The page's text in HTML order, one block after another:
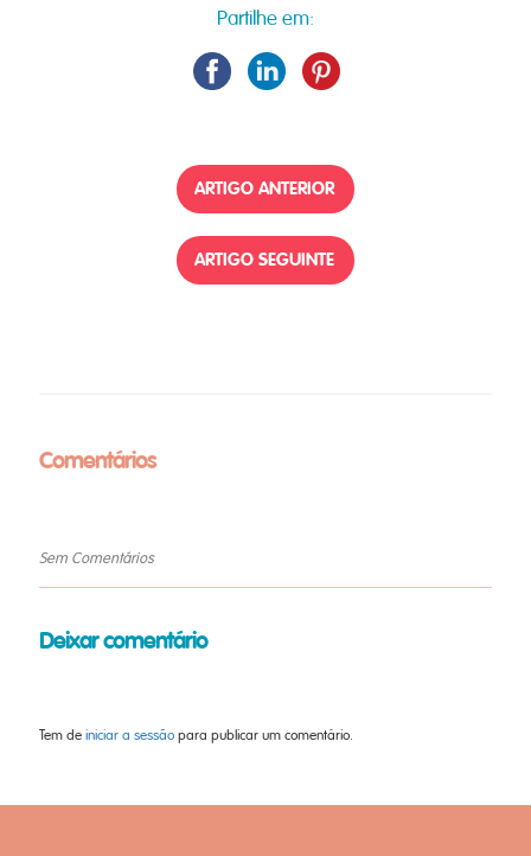
Partilhe em:
ARTIGO ANTERIOR
ARTIGO SEGUINTE
Comentários
Sem Comentários
Deixar comentário
Tem de iniciar a sessão para publicar um comentário.